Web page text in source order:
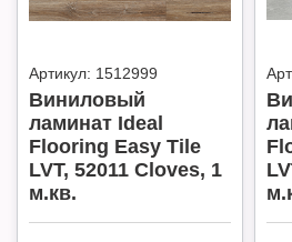
Артикул: 1512999
Виниловый
ламинат Ideal
Flooring Easy Tile
LVT, 52011 Cloves, 1
м.кв.